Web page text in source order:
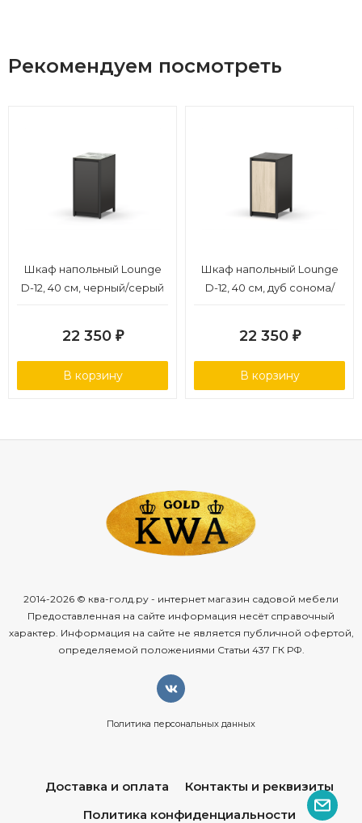
Рекомендуем посмотреть
Шкаф напольный Lounge
D-12, 40 см, черный/серый
22 350 ₽
В корзину
Шкаф напольный Lounge
D-12, 40 см, дуб сонома/
22 350 ₽
В корзину
2014-2026 © ква-голд.ру - интернет магазин садовой мебели
Предоставленная на сайте информация несёт справочный
характер. Информация на сайте не является публичной офертой,
определяемой положениями Статьи 437 ГК РФ.
Политика персональных данных
Доставка и оплата
Контакты и реквизиты
Политика конфиденциальности